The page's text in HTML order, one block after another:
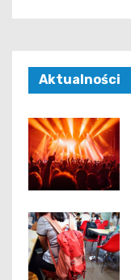
Aktualności